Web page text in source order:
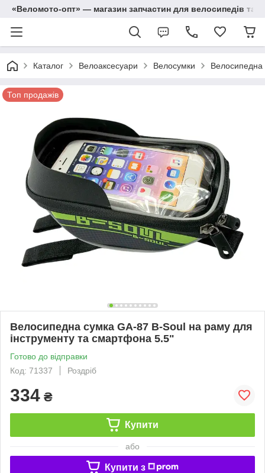
«Веломото-опт» — магазин запчастин для велосипедів та
Каталог Велоаксесуари Велосумки Велосипедна
Топ продажів
Велосипедна сумка GA-87 B-Soul на раму для
інструменту та смартфона 5.5"
Готово до відправки
Код: 71337
Роздріб
334 ₴
Купити
або
Купити з